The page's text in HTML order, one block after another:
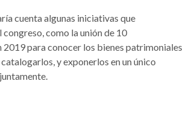
cuenta algunas iniciativas que
como la unión de 10
2019 para conocer los bienes patrimoniales
y exponerlos en un único